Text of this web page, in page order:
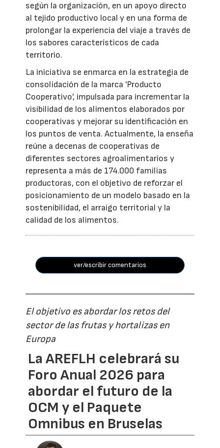
según la organización, en un apoyo directo
al tejido productivo local y en una forma de
prolongar la experiencia del viaje a través de
los sabores característicos de cada
territorio.
La iniciativa se enmarca en la estrategia de
consolidación de la marca 'Producto
Cooperativo', impulsada para incrementar la
visibilidad de los alimentos elaborados por
cooperativas y mejorar su identificación en
los puntos de venta. Actualmente, la enseña
reúne a decenas de cooperativas de
diferentes sectores agroalimentarios y
representa a más de 174.000 familias
productoras, con el objetivo de reforzar el
posicionamiento de un modelo basado en la
sostenibilidad, el arraigo territorial y la
calidad de los alimentos.
ver/escribir comentarios
El objetivo es abordar los retos del
sector de las frutas y hortalizas en
Europa
La AREFLH celebrará su
Foro Anual 2026 para
abordar el futuro de la
OCM y el Paquete
Omnibus en Bruselas